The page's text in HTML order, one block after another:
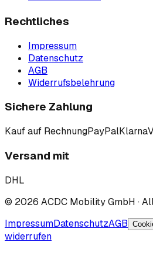
Rechtliches
Impressum
Datenschutz
AGB
Widerrufsbelehrung
Sichere Zahlung
Kauf auf RechnungPayPalKlarna
Versand mit
DHL
© 2026 ACDC Mobility GmbH ·
ImpressumDatenschutzAGB
widerrufen